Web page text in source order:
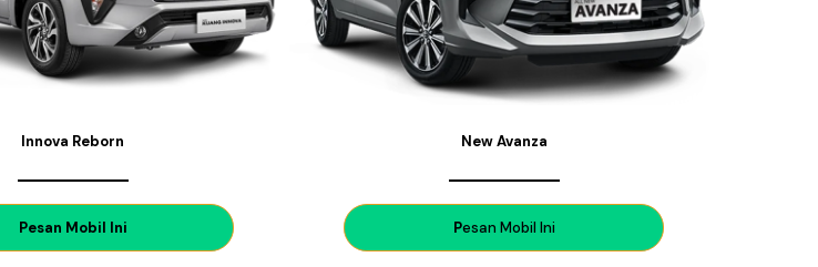
Innova Reborn
Pesan Mobil Ini
New Avanza
Pesan Mobil Ini